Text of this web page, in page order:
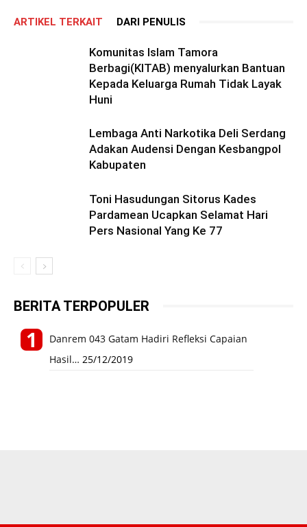
ARTIKEL TERKAIT DARI PENULIS
Komunitas Islam Tamora
Berbagi(KITAB) menyalurkan Bantuan
Kepada Keluarga Rumah Tidak Layak
Huni
Lembaga Anti Narkotika Deli Serdang
Adakan Audensi Dengan Kesbangpol
Kabupaten
Toni Hasudungan Sitorus Kades
Pardamean Ucapkan Selamat Hari
Pers Nasional Yang Ke 77
BERITA TERPOPULER
Danrem 043 Gatam Hadiri Refleksi Capaian
Hasil… 25/12/2019